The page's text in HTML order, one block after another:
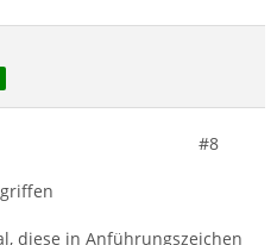
#8
diese in Anführungszeichen